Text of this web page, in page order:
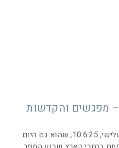
1. שבוע הספר מחר, יום שלישי, 10.6.25, שהוא גם היום